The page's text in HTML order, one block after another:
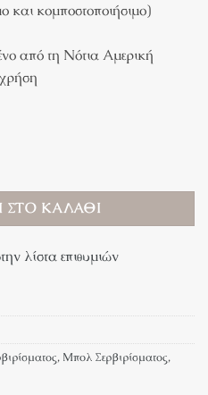
κομποστοποιήσιμο)
από τη Νότια Αμερική
ΚΑΛΆΘΙ
λίστα επιθυμιών
, Μπoλ Σερβιρίσματος,